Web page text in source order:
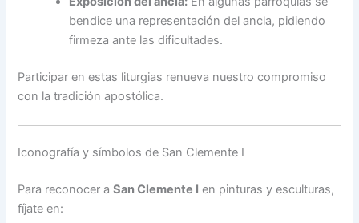
bendice una representación del ancla, pidiendo
firmeza ante las dificultades.
Participar en estas liturgias renueva nuestro compromiso
con la tradición apostólica.
Iconografía y símbolos de San Clemente I
Para reconocer aSan Clemente I en pinturas y esculturas,
fíjate en: